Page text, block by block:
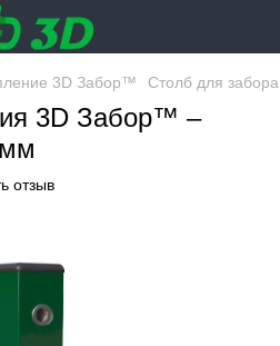
3D Забор™ Столб для
3D Забор™ –
отзыв